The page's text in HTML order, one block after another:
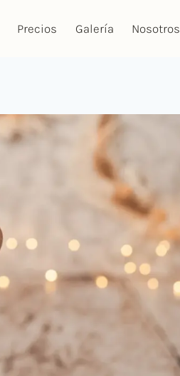
Precios Galería Nosotros